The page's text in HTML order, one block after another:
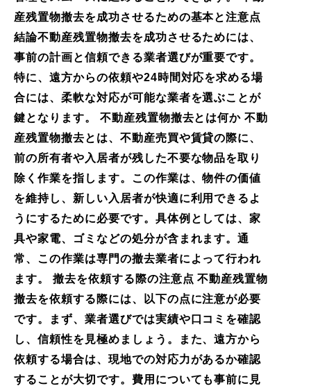
産残置物撤去を成功させるための基本と注意点
結論不動産残置物撤去を成功させるためには、
事前の計画と信頼できる業者選びが重要です。
特に、遠方からの依頼や24時間対応を求める場
合には、柔軟な対応が可能な業者を選ぶことが
鍵となります。 不動産残置物撤去とは何か 不動
産残置物撤去とは、不動産売買や賃貸の際に、
前の所有者や入居者が残した不要な物品を取り
除く作業を指します。この作業は、物件の価値
を維持し、新しい入居者が快適に利用できるよ
うにするために必要です。具体例としては、家
具や家電、ゴミなどの処分が含まれます。通
常、この作業は専門の撤去業者によって行われ
ます。 撤去を依頼する際の注意点 不動産残置物
撤去を依頼する際には、以下の点に注意が必要
です。まず、業者選びでは実績や口コミを確認
し、信頼性を見極めましょう。また、遠方から
依頼する場合は、現地での対応力があるか確認
することが大切です。費用についても事前に見